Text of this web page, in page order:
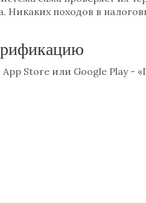
Никаких походов в
Store или Google Play -